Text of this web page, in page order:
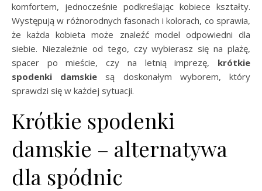
komfortem, jednocześnie podkreślając kobiece kształty.
Występują w różnorodnych fasonach i kolorach, co sprawia,
że każda kobieta może znaleźć model odpowiedni dla
siebie. Niezależnie od tego, czy wybierasz się na plażę,
spacer po mieście, czy na letnią imprezę, krótkie
spodenki damskie są doskonałym wyborem, który
sprawdzi się w każdej sytuacji.
Krótkie spodenki
damskie – alternatywa
dla spódnic